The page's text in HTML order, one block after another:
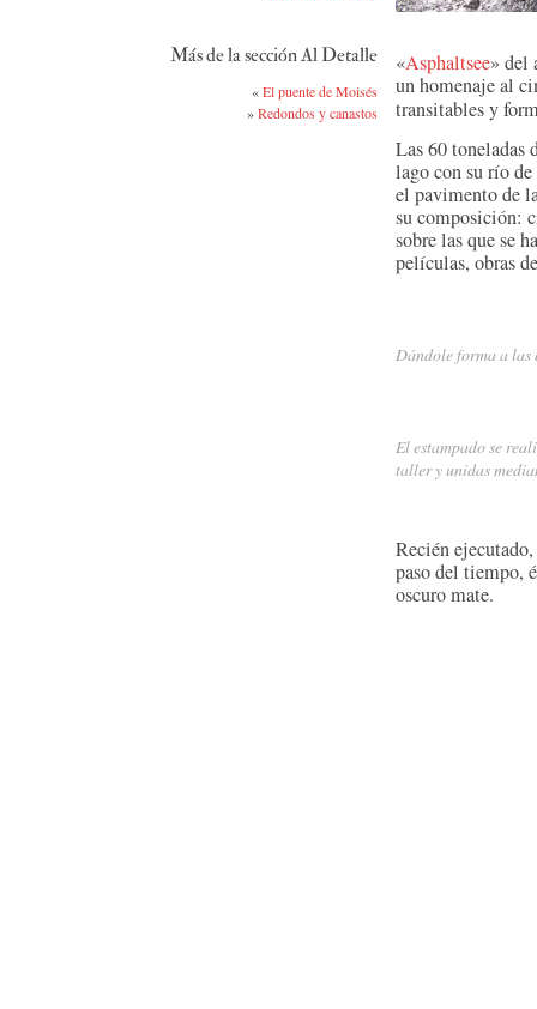
Más de la sección Al Detalle
«El puente de Moisés
»Redondos y canastos
«Asphaltsee» del
un homenaje al
transitables y
Las 60 toneladas
lago con su río
el pavimento de
su composición:
sobre las que se
películas, obras
Dándole forma a las
El estampado se
taller y unidas
Recién
paso del tiempo,
oscuro mate.